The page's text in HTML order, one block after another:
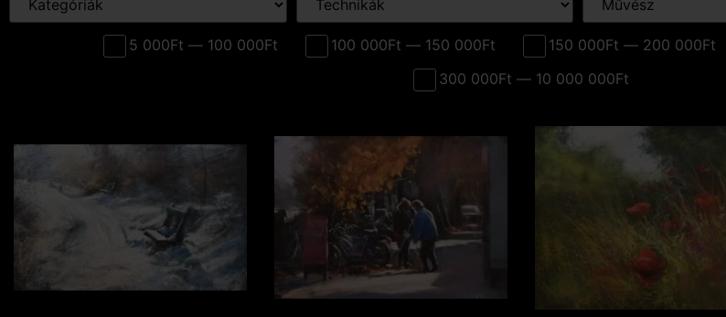
5 000Ft — 100 000Ft 100 000Ft — 150 000Ft 150 000Ft — 200 000Ft
300 000Ft — 10 000 000Ft